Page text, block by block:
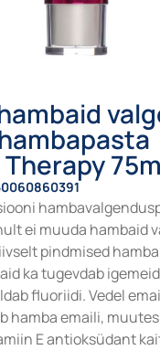
ei muuda hambaid
pindmised
ka tugevdab
fluoriidi. Vedel
hamba emaili,
E antioksüdant